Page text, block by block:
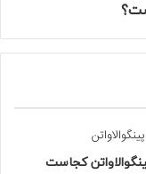
کجاست